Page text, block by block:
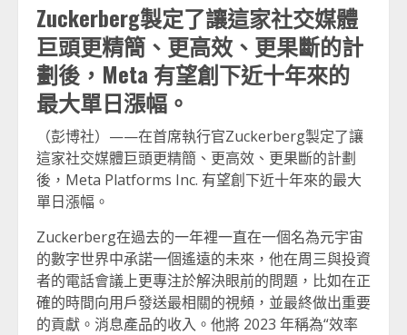
Zuckerberg製定了讓這家社交媒體
巨頭更精簡、更高效、更果斷的計
劃後，Meta 有望創下近十年來的
最大單日漲幅。
（彭博社）——在首席執行官Zuckerberg製定了讓
這家社交媒體巨頭更精簡、更高效、更果斷的計劃
後，Meta Platforms Inc. 有望創下近十年來的最大
單日漲幅。
Zuckerberg在過去的一年裡一直在一個名為元宇宙
的數字世界中承諾一個遙遠的未來，他在周三與投資
者的電話會議上更專注於解決眼前的問題，比如在正
確的時間向用戶發送最相關的視頻，並最終做出重要
的貢獻。消息產品的收入。他將 2023 年稱為“效率